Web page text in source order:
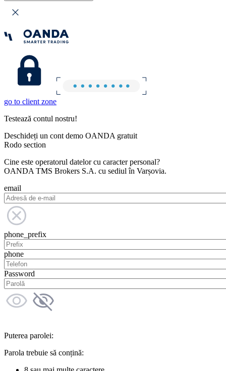
go to client zone
Testează contul nostru!
Deschideți un cont demo OANDA gratuit
Rodo section
Cine este operatorul datelor cu caracter personal?
OANDA TMS Brokers S.A. cu sediul în Varșovia.
email
phone_prefix
phone
Password
Puterea parolei:
Parola trebuie să conțină: